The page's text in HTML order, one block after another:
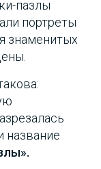
пазлы
портреты
знаменитых
название